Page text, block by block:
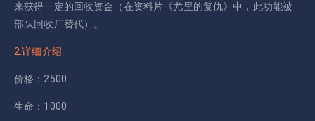
来获得一定的回收资金（在资料片《尤里的复仇》中，此功能被
部队回收厂替代）。
2.详细介绍
价格：2500
生命：1000